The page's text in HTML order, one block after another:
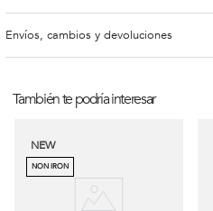
Envíos, cambios y devoluciones
También te podría interesar
NEW
NON IRON